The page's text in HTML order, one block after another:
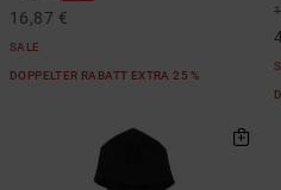
16,87 €
SALE
DOPPELTER RABATT EXTRA 25 %